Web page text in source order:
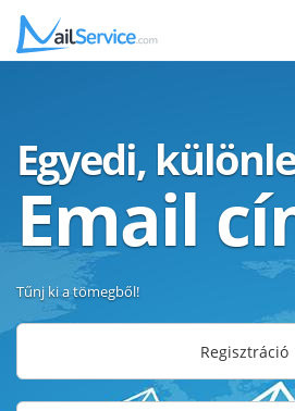
Egyedi,
Email
Tűnj ki a tömegből!
Regisztráció